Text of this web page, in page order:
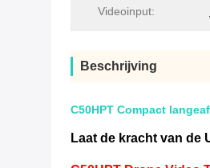
Videoinput:
Beschrijving
C50HPT Compact
Laat de kracht van de